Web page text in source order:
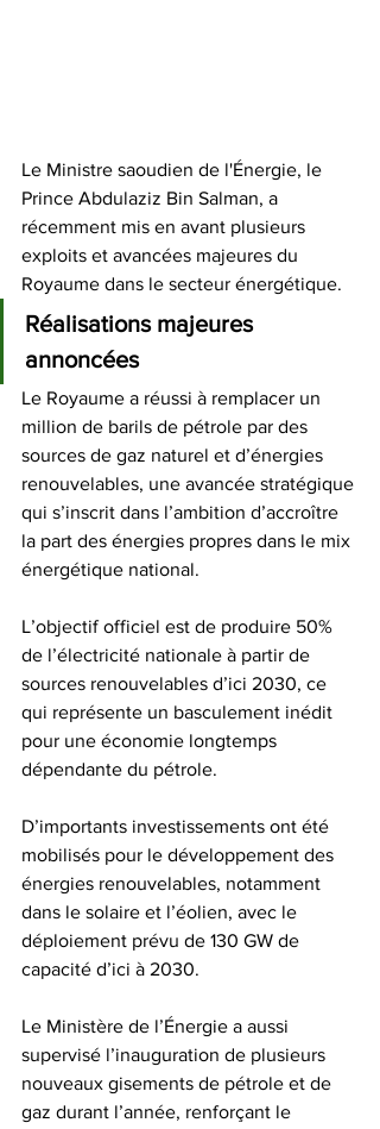
Le Ministre saoudien de l'Énergie, le
Prince Abdulaziz Bin Salman, a
récemment mis en avant plusieurs
exploits et avancées majeures du
Royaume dans le secteur énergétique.
Réalisations majeures
annoncées
Le Royaume a réussi à remplacer un
million de barils de pétrole par des
sources de gaz naturel et d’énergies
renouvelables, une avancée stratégique
qui s’inscrit dans l’ambition d’accroître
la part des énergies propres dans le mix
énergétique national.
L’objectif officiel est de produire 50%
de l’électricité nationale à partir de
sources renouvelables d’ici 2030, ce
qui représente un basculement inédit
pour une économie longtemps
dépendante du pétrole.
D’importants investissements ont été
mobilisés pour le développement des
énergies renouvelables, notamment
dans le solaire et l’éolien, avec le
déploiement prévu de 130 GW de
capacité d’ici à 2030.
Le Ministère de l’Énergie a aussi
supervisé l’inauguration de plusieurs
nouveaux gisements de pétrole et de
gaz durant l’année, renforçant le